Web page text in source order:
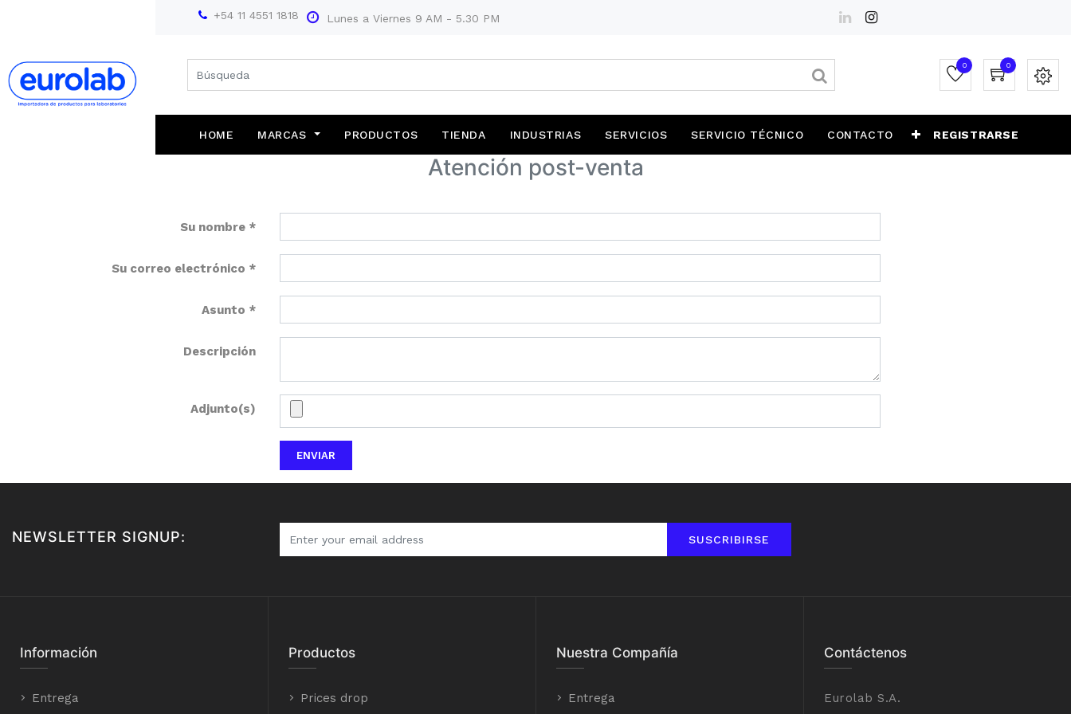
+54 11 4551 1818 Lunes a Viernes 9 AM - 5.30 PM
0 0
HOME MARCAS PRODUCTOS TIENDA INDUSTRIAS SERVICIOS SERVICIO TÉCNICO CONTACTO REGISTRARSE
Atención post-venta
Su nombre
Su correo electrónico
Asunto
Descripción
Adjunto(s)
ENVIAR
NEWSLETTER SIGNUP: SUSCRIBIRSE
Información
Entrega
Productos
Prices drop
Nuestra Compañía
Entrega
Contáctenos
Eurolab S.A.